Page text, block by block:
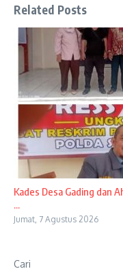
Related Posts
Kades Desa Gading dan
...
Jumat, 7 Agustus 2026
Cari